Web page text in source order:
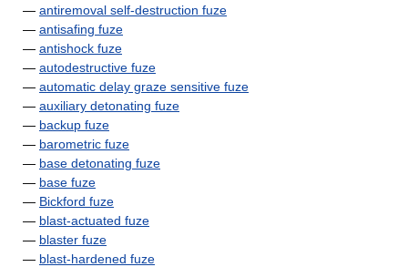
— antiremoval self-destruction fuze
— antisafing fuze
— antishock fuze
— autodestructive fuze
— automatic delay graze sensitive fuze
— auxiliary detonating fuze
— backup fuze
— barometric fuze
— base detonating fuze
— base fuze
— Bickford fuze
— blast-actuated fuze
— blaster fuze
— blast-hardened fuze